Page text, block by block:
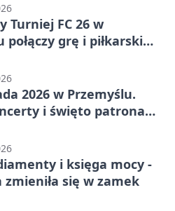
Turniej FC 26 w
połączy grę i piłkarski
2026 w Przemyślu.
i święto patrona
i księga mocy -
się w zamek